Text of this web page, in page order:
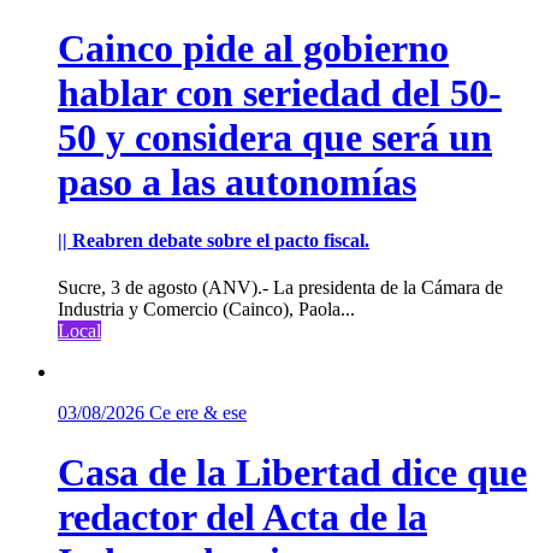
Cainco pide al gobierno
hablar con seriedad del 50-
50 y considera que será un
paso a las autonomías
|| Reabren debate sobre el pacto fiscal.
Sucre, 3 de agosto (ANV).- La presidenta de la Cámara de
Industria y Comercio (Cainco), Paola...
Local
03/08/2026 Ce ere & ese
Casa de la Libertad dice que
redactor del Acta de la